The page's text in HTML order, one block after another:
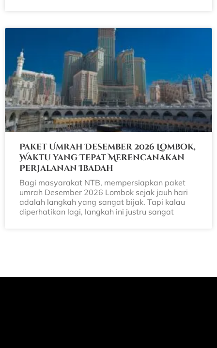
Paket Umrah Desember 2026 Lombok,
Waktu yang Tepat Merencanakan
Perjalanan Ibadah
Bagi masyarakat NTB, mempersiapkan paket
umrah Desember 2026 Lombok sejak jauh hari
adalah langkah yang sangat bijak. Tapi kalau
diperhatikan lagi, langkah ini justru sangat